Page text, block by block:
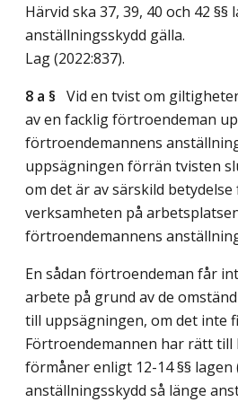
Härvid ska 37, 39, 40 och 42 §§
anställningsskydd gälla.
Lag (2022:837).
8 a § Vid en tvist om
av en facklig förtroendeman
förtroendemannens
uppsägningen förrän tvisten
om det är av särskild
verksamheten på
förtroendemannens
En sådan förtroendeman får
arbete på grund av de
till uppsägningen, om det inte
Förtroendemannen har rätt till
förmåner enligt 12-14 §§ lagen
anställningsskydd så länge